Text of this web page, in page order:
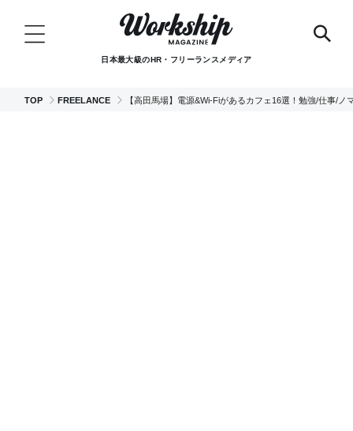
日本最大級のHR・フリーランスメディア
TOP FREELANCE 【高田馬場】電源&Wi-Fiがあるカフェ16選！勉強/仕事/ノ